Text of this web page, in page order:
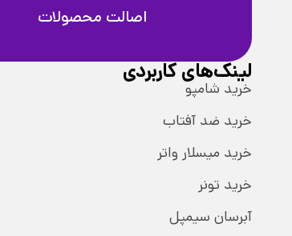
اصالت محصولات
لینک‌های کاربردی
خرید شامپو
خرید ضد آفتاب
خرید میسلار واتر
خرید تونر
آبرسان سیمپل